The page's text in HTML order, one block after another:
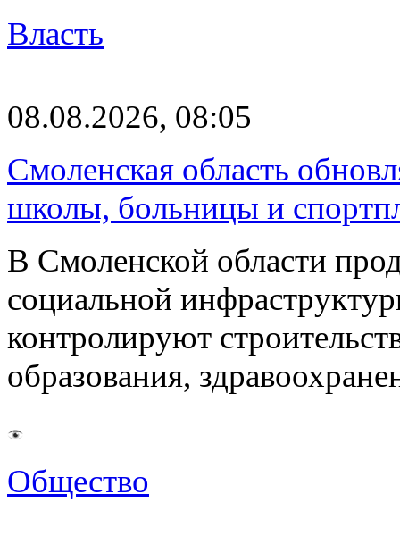
Власть
08.08.2026, 08:05
Смоленская область
школы, больницы и
В Смоленской области
социальной
контролируют
образования,
Общество